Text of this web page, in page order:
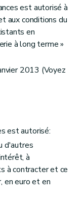
est autorisé à
aux conditions du
en
à long terme »
2013 (Voyez
est autorisé:
d'autres
à
à contracter et ce
en euro et en